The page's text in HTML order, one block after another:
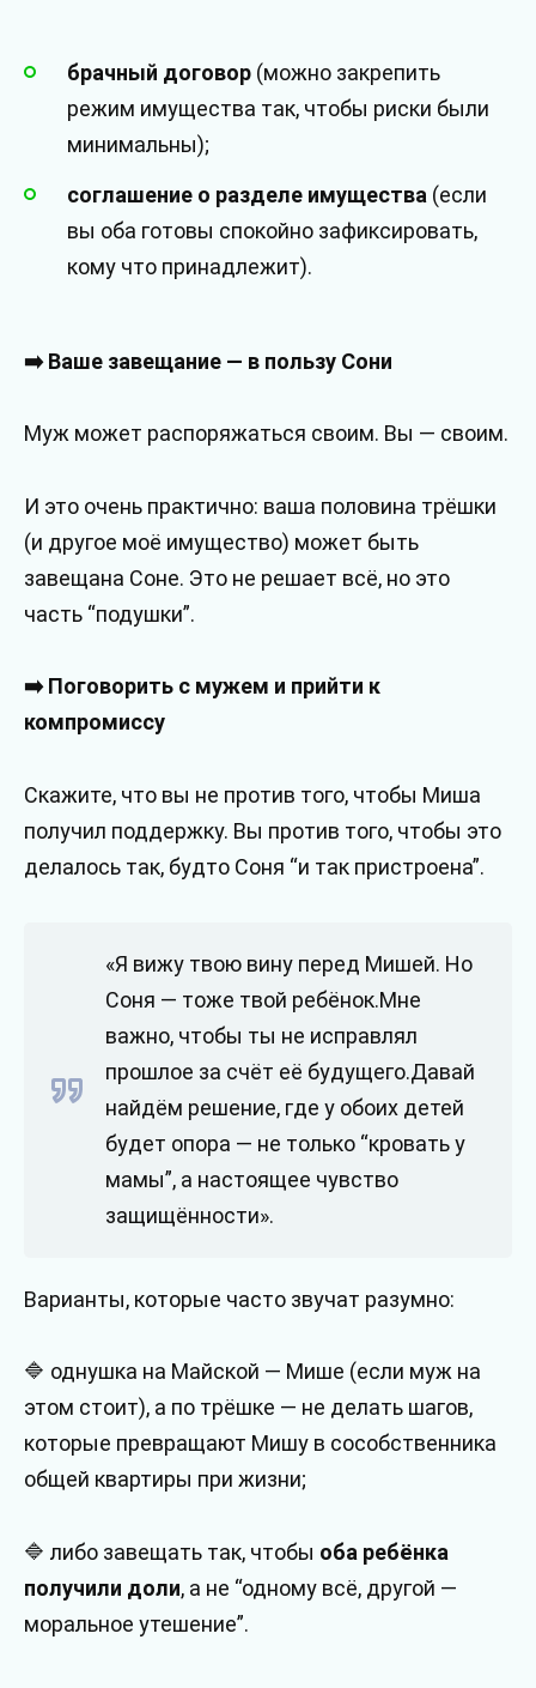
брачный договор (можно закрепить
режим имущества так, чтобы риски были
минимальны);
соглашение о разделе имущества (если
вы оба готовы спокойно зафиксировать,
кому что принадлежит).
➡️ Ваше завещание — в пользу Сони
Муж может распоряжаться своим. Вы — своим.
И это очень практично: ваша половина трёшки
(и другое моё имущество) может быть
завещана Соне. Это не решает всё, но это
часть “подушки”.
➡️ Поговорить с мужем и прийти к
компромиссу
Скажите, что вы не против того, чтобы Миша
получил поддержку. Вы против того, чтобы это
делалось так, будто Соня “и так пристроена”.
«Я вижу твою вину перед Мишей. Но
Соня — тоже твой ребёнок.Мне
важно, чтобы ты не исправлял
прошлое за счёт её будущего.Давай
найдём решение, где у обоих детей
будет опора — не только “кровать у
мамы”, а настоящее чувство
защищённости».
Варианты, которые часто звучат разумно:
🔷 однушка на Майской — Мише (если муж на
этом стоит), а по трёшке — не делать шагов,
которые превращают Мишу в сособственника
общей квартиры при жизни;
🔷 либо завещать так, чтобы оба ребёнка
получили доли, а не “одному всё, другой —
моральное утешение”.